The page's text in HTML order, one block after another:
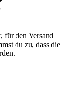
für den Versand
du zu, dass die